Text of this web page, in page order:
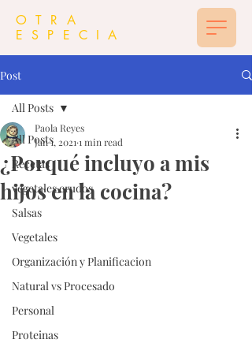
OTRA
ESPECIA
Post
All Posts
Recetas
vegetales crudos
Salsas
Vegetales
Organización y Planificacion
Natural vs Procesado
Personal
Proteinas
All Posts
¿Porqué incluyo a mis
hijos en la cocina?
Paola Reyes
Jan 1, 2021 1 min read